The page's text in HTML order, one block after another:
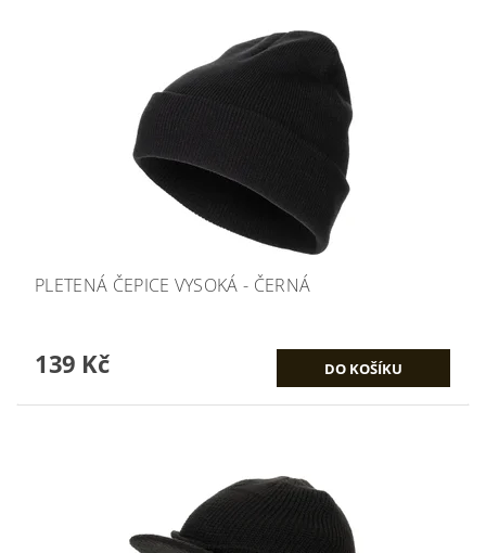
PLETENÁ ČEPICE VYSOKÁ - ČERNÁ
139 Kč